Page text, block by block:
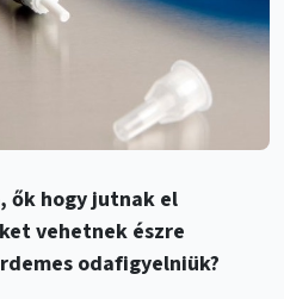
ők hogy jutnak el
vehetnek észre
odafigyelniük?